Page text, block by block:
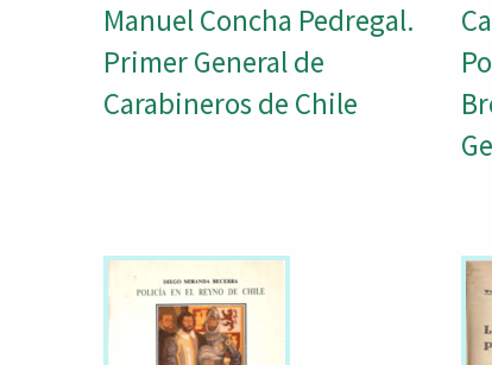
Manuel Concha Pedregal.
Primer General de
Carabineros de Chile